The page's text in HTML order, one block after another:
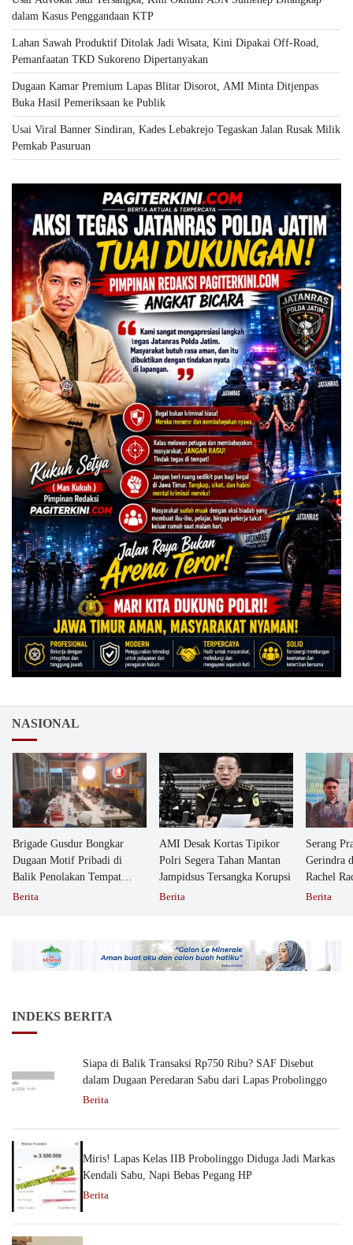
dalam Kasus Penggandaan KTP
Lahan Sawah Produktif Ditolak Jadi Wisata, Kini Dipakai Off-Road,
Pemanfaatan TKD Sukoreno Dipertanyakan
Dugaan Kamar Premium Lapas Blitar Disorot, AMI Minta Ditjenpas
Buka Hasil Pemeriksaan ke Publik
Usai Viral Banner Sindiran, Kades Lebakrejo Tegaskan Jalan Rusak Milik
Pemkab Pasuruan
NASIONAL
Brigade Gusdur Bongkar
Dugaan Motif Pribadi di
Balik Penolakan Tempat
Ibadah GKJW Bangil
Berita
AMI Desak Kortas Tipikor
Polri Segera Tahan Mantan
Jampidsus Tersangka Korupsi
Berita
Serang
Gerindra
Rachel
Berita
INDEKS BERITA
Siapa di Balik Transaksi Rp750 Ribu? SAF Disebut
dalam Dugaan Peredaran Sabu dari Lapas Probolinggo
Berita
Miris! Lapas Kelas IIB Probolinggo Diduga Jadi Markas
Kendali Sabu, Napi Bebas Pegang HP
Berita